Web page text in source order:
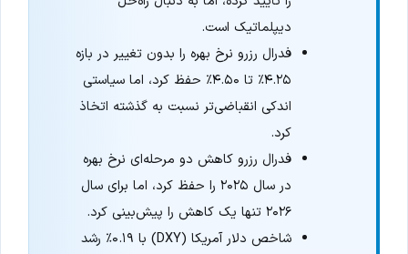
دیپلماتیک است.
فدرال رزرو نرخ بهره را بدون تغییر در بازه
۴.۲۵٪ تا ۴.۵۰٪ حفظ کرد، اما سیاستی
اندکی انقباضی‌تر نسبت به گذشته اتخاذ
کرد.
فدرال رزرو کاهش دو مرحله‌ای نرخ بهره
در سال ۲۰۲۵ را حفظ کرد، اما برای سال
۲۰۲۶ تنها یک کاهش را پیش‌بینی کرد.
شاخص دلار آمریکا (DXY) با ۰.۱۹٪ رشد